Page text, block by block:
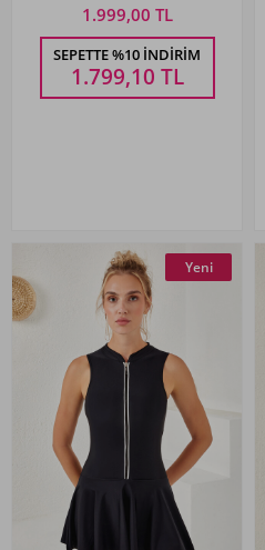
1.999,00 TL
SEPETTE %10 İNDIRIM
1.799,10 TL
Yeni